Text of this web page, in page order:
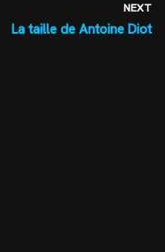
NEXT
La taille de Antoine Diot